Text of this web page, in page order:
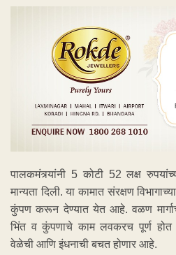
पालकमंत्र्यांनी 5 कोटी 52 लक्ष
मान्यता दिली. या कामात संरक्षण
कुंपण करून देण्यात येत आहे. वळण
भिंत व कुंपणाचे काम लवकरच पूर्ण होत
वेळेची आणि इंधनाची बचत होणार आहे.